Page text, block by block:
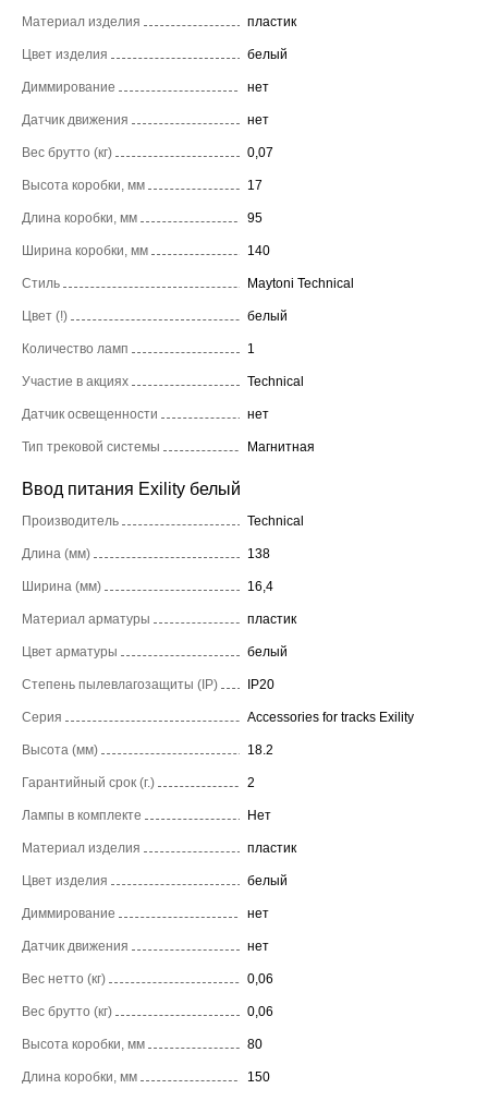
Материал изделия пластик
Цвет изделия белый
Диммирование нет
Датчик движения нет
Вес брутто (кг) 0,07
Высота коробки, мм 17
Длина коробки, мм 95
Ширина коробки, мм 140
Стиль Maytoni Technical
Цвет (!) белый
Количество ламп 1
Участие в акциях Technical
Датчик освещенности нет
Тип трековой системы Магнитная
Ввод питания Exility белый
Производитель Technical
Длина (мм) 138
Ширина (мм) 16,4
Материал арматуры пластик
Цвет арматуры белый
Степень пылевлагозащиты (IP) IP20
Серия Accessories for tracks Exility
Высота (мм) 18.2
Гарантийный срок (г.) 2
Лампы в комплекте Нет
Материал изделия пластик
Цвет изделия белый
Диммирование нет
Датчик движения нет
Вес нетто (кг) 0,06
Вес брутто (кг) 0,06
Высота коробки, мм 80
Длина коробки, мм 150